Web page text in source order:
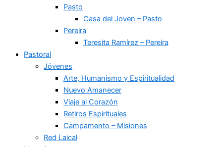
Pasto
Casa del Joven – Pasto
Pereira
Teresita Ramírez – Pereira
Pastoral
Jóvenes
Arte, Humanismo y Espiritualidad
Nuevo Amanecer
Viaje al Corazón
Retiros Espirituales
Campamento – Misiones
Red Laical